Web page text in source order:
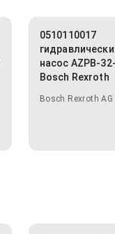
0510110017
насос AZPB-
Bosch Rexroth
Bosch Rexroth AG